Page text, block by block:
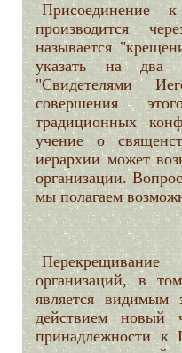
Присоединение
производится
называется
указать на два
"Свидетелями
совершения
традиционных
учение о
иерархии может
организации.
мы полагаем
организаций, в
является
действием новый
принадлежности к